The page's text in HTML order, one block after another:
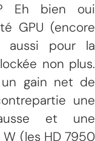
Eh bien oui
GPU (encore
aussi pour la
non plus.
gain net de
une
et une
(les HD 7950